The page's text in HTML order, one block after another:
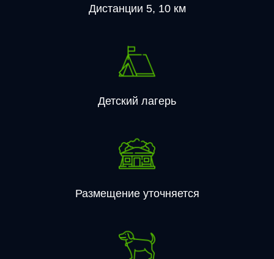
Дистанции 5, 10 км
Детский лагерь
Размещение уточняется